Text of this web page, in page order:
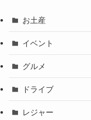
お土産
イベント
グルメ
ドライブ
レジャー